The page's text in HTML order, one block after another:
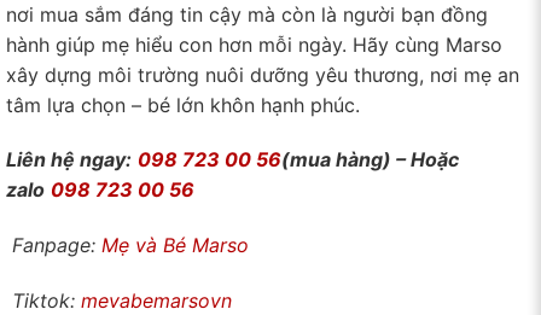
nơi mua sắm đáng tin cậy mà còn là người bạn đồng
hành giúp mẹ hiểu con hơn mỗi ngày. Hãy cùng Marso
xây dựng môi trường nuôi dưỡng yêu thương, nơi mẹ an
tâm lựa chọn – bé lớn khôn hạnh phúc.
Liên hệ ngay: 098 723 00 56(mua hàng) – Hoặc
zalo 098 723 00 56
Fanpage: Mẹ và Bé Marso
Tiktok: mevabemarsovn